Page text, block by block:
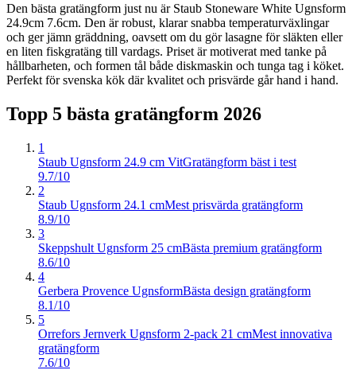
Den bästa gratängform just nu är Staub Stoneware White Ugnsform
24.9cm 7.6cm. Den är robust, klarar snabba temperaturväxlingar
och ger jämn gräddning, oavsett om du gör lasagne för släkten eller
en liten fiskgratäng till vardags. Priset är motiverat med tanke på
hållbarheten, och formen tål både diskmaskin och tunga tag i köket.
Perfekt för svenska kök där kvalitet och prisvärde går hand i hand.
Topp 5 bästa gratängform 2026
1
Staub Ugnsform 24.9 cm VitGratängform bäst i test
9.7/10
2
Staub Ugnsform 24.1 cmMest prisvärda gratängform
8.9/10
3
Skeppshult Ugnsform 25 cmBästa premium gratängform
8.6/10
4
Gerbera Provence UgnsformBästa design gratängform
8.1/10
5
Orrefors Jernverk Ugnsform 2-pack 21 cmMest innovativa
gratängform
7.6/10